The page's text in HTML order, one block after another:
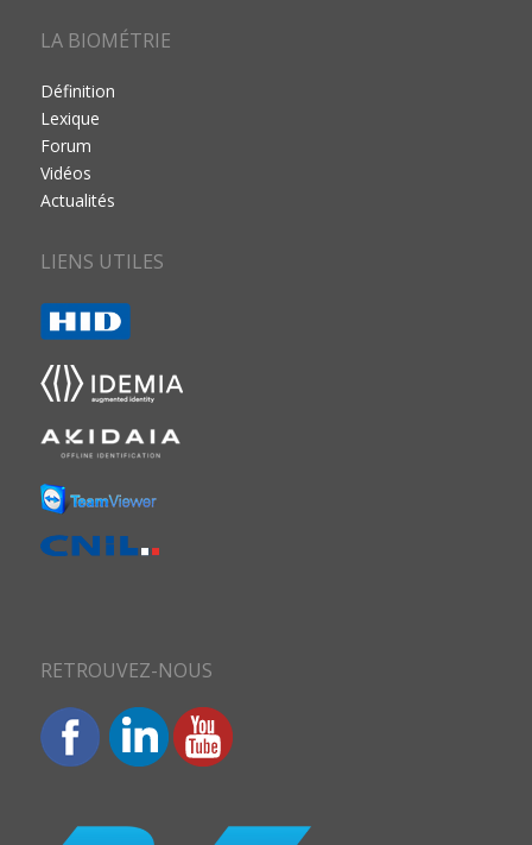
LA BIOMÉTRIE
Définition
Lexique
Forum
Vidéos
Actualités
LIENS UTILES
RETROUVEZ-NOUS